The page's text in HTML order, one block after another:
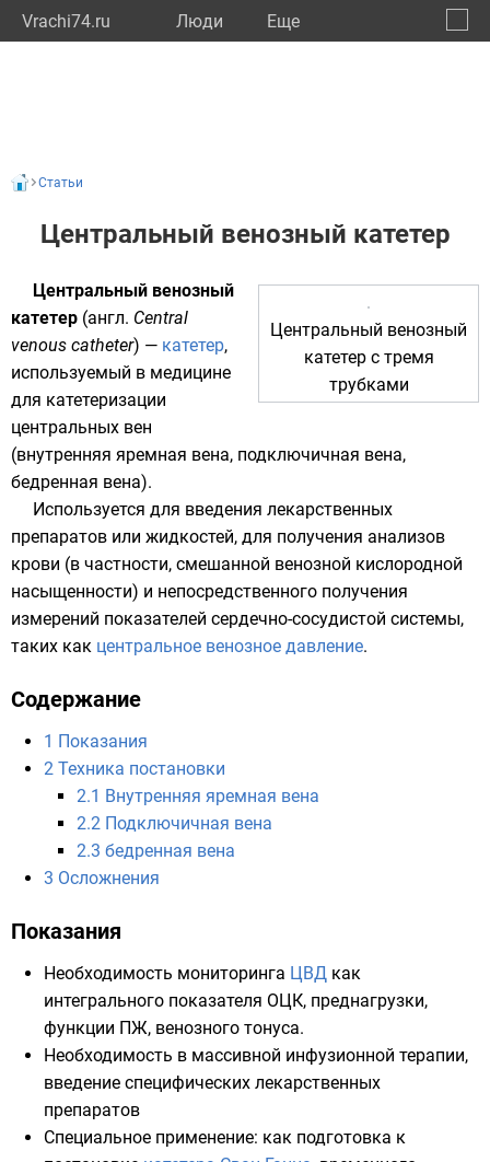
Vrachi74.ru Люди Eще
Статьи
Центральный венозный катетер
Центральный венозный
катетер с тремя
трубками
Центральный венозный
катетер (англ. Central
venous catheter) — катетер,
используемый в медицине
для катетеризации
центральных вен
(внутренняя яремная вена, подключичная вена,
бедренная вена).
Используется для введения лекарственных
препаратов или жидкостей, для получения анализов
крови (в частности, смешанной венозной кислородной
насыщенности) и непосредственного получения
измерений показателей сердечно-сосудистой системы,
таких как центральное венозное давление.
Содержание
1 Показания
2 Техника постановки
2.1 Внутренняя яремная вена
2.2 Подключичная вена
2.3 бедренная вена
3 Осложнения
Показания
Необходимость мониторинга ЦВД как
интегрального показателя ОЦК, преднагрузки,
функции ПЖ, венозного тонуса.
Необходимость в массивной инфузионной терапии,
введение специфических лекарственных
препаратов
Специальное применение: как подготовка к